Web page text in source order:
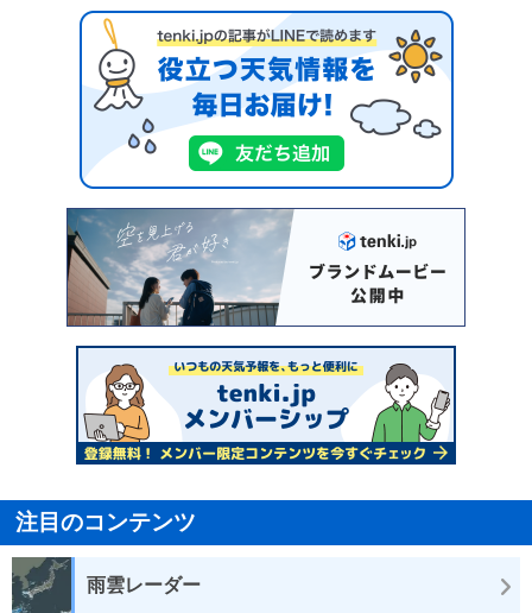
注目のコンテンツ
雨雲レーダー